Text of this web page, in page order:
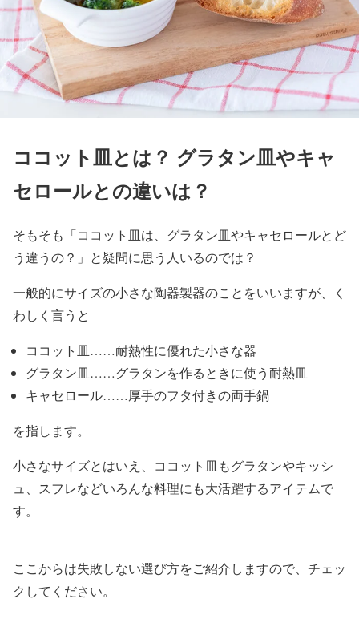
ココット皿とは？ グラタン皿やキャ
セロールとの違いは？
そもそも「ココット皿は、グラタン皿やキャセロールとど
う違うの？」と疑問に思う人いるのでは？
一般的にサイズの小さな陶器製器のことをいいますが、く
わしく言うと
ココット皿……耐熱性に優れた小さな器
グラタン皿……グラタンを作るときに使う耐熱皿
キャセロール……厚手のフタ付きの両手鍋
を指します。
小さなサイズとはいえ、ココット皿もグラタンやキッシ
ュ、スフレなどいろんな料理にも大活躍するアイテムで
す。
ここからは失敗しない選び方をご紹介しますので、チェッ
クしてください。